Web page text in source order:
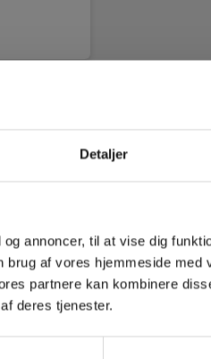
Detaljer
annoncer, til at vise dig
af vores hjemmeside med
partnere kan kombinere
deres tjenester.